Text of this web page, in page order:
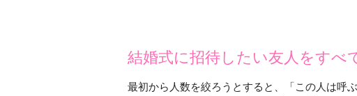
結婚式に招待したい友人をすべ
最初から人数を絞ろうとすると、「この人は呼